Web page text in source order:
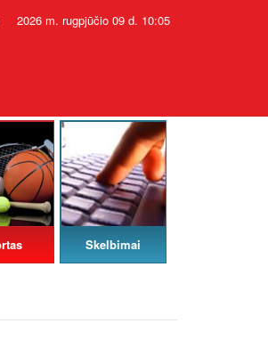
2026 m. rugpjūčio 09 d. 10:05
Skelbimai